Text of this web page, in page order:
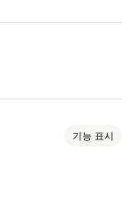
기능 표시